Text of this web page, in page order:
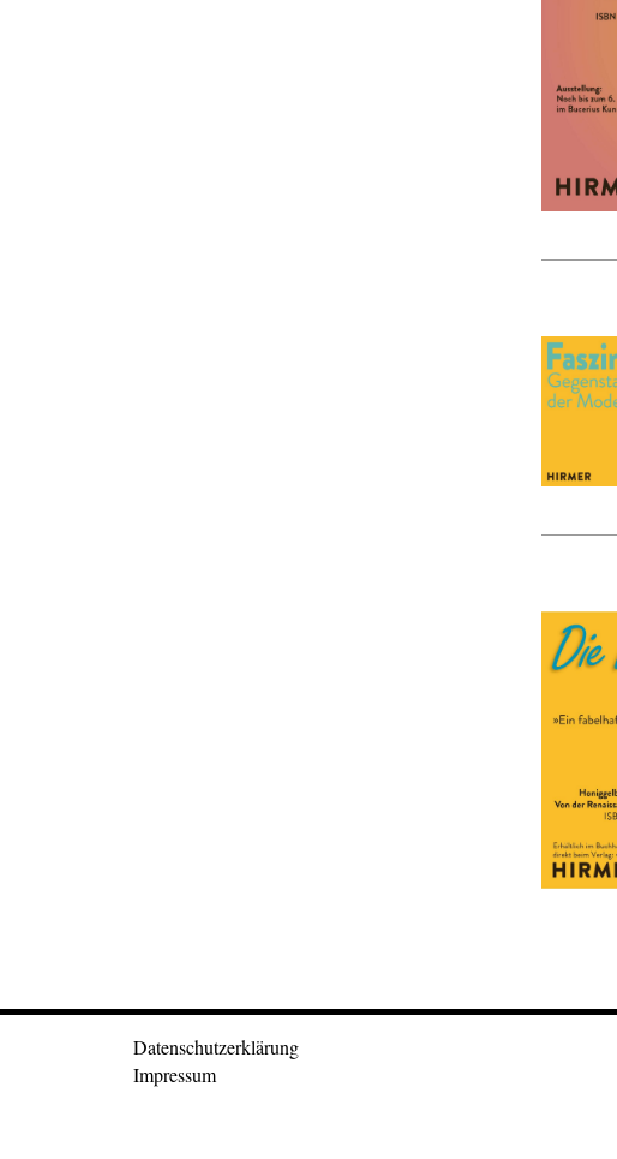
Datenschutzerklärung
Impressum